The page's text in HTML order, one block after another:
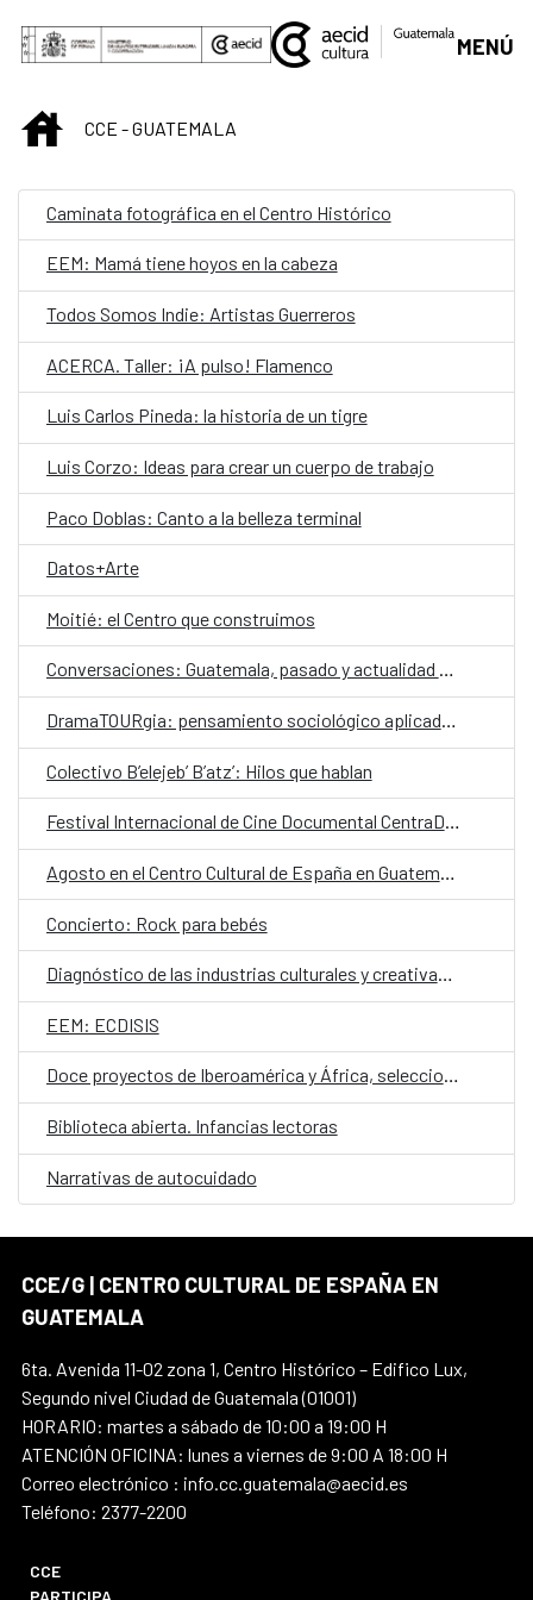
Saltar al contenido principal
MENÚ
INICIOCCE - GUATEMALA
Caminata fotográfica en el Centro Histórico
EEM: Mamá tiene hoyos en la cabeza
Todos Somos Indie: Artistas Guerreros
ACERCA. Taller: ¡A pulso! Flamenco
Luis Carlos Pineda: la historia de un tigre
Luis Corzo: Ideas para crear un cuerpo de trabajo
Paco Doblas: Canto a la belleza terminal
Datos+Arte
Moitié: el Centro que construimos
Conversaciones: Guatemala, pasado y actualidad en el valle de La Ermita
DramaTOURgia: pensamiento sociológico aplicado a la creación escénica
Colectivo B’elejeb’ B’atz’: Hilos que hablan
Festival Internacional de Cine Documental CentraDoc
Agosto en el Centro Cultural de España en Guatemala
Concierto: Rock para bebés
Diagnóstico de las industrias culturales y creativas en Guatemala
EEM: ECDISIS
Doce proyectos de Iberoamérica y África, seleccionados en la convocatoria E·CO/26: Sobre el tiempo
Biblioteca abierta. Infancias lectoras
Narrativas de autocuidado
CCE/G | CENTRO CULTURAL DE ESPAÑA EN
GUATEMALA
6ta. Avenida 11-02 zona 1, Centro Histórico – Edifico Lux,
Segundo nivel Ciudad de Guatemala (01001)
HORARIO: martes a sábado de 10:00 a 19:00 H
ATENCIÓN OFICINA: lunes a viernes de 9:00 A 18:00 H
Correo electrónico : info.cc.guatemala@aecid.es
Teléfono: 2377-2200
CCE